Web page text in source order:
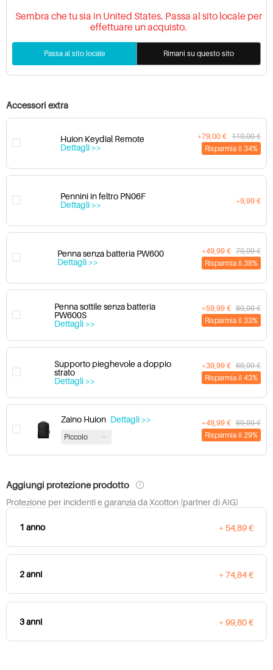
Sembra che tu sia in United States. Passa al sito locale per
effettuare un acquisto.
Passa al sito locale Rimani su questo sito
Accessori extra
Huion Keydial Remote
Dettagli >>
+79,00 € 119,00 €
Risparmia il 34%
Pennini in feltro PN06F
Dettagli >>
+9,99 €
Penna senza batteria PW600
Dettagli >>
+49,99 € 79,99 €
Risparmia il 38%
Penna sottile senza batteria
PW600S
Dettagli >>
+59,99 € 89,99 €
Risparmia il 33%
Supporto pieghevole a doppio
strato
Dettagli >>
+39,99 € 69,99 €
Risparmia il 43%
Zaino Huion Dettagli >>
Piccolo
+49,99 € 69,99 €
Risparmia il 29%
Aggiungi protezione prodotto
Protezione per incidenti e garanzia da Xcotton (partner di AIG)
1 anno + 54,89 €
2 anni + 74,84 €
3 anni + 99,80 €